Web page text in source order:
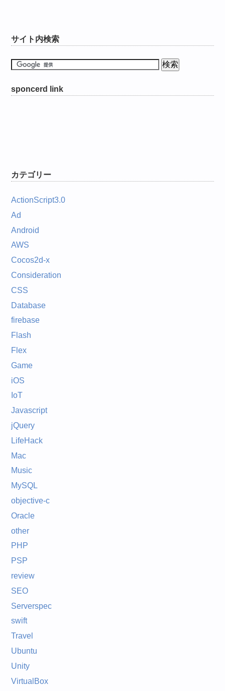
サイト内検索
sponcerd link
カテゴリー
ActionScript3.0
Ad
Android
AWS
Cocos2d-x
Consideration
CSS
Database
firebase
Flash
Flex
Game
iOS
IoT
Javascript
jQuery
LifeHack
Mac
Music
MySQL
objective-c
Oracle
other
PHP
PSP
review
SEO
Serverspec
swift
Travel
Ubuntu
Unity
VirtualBox